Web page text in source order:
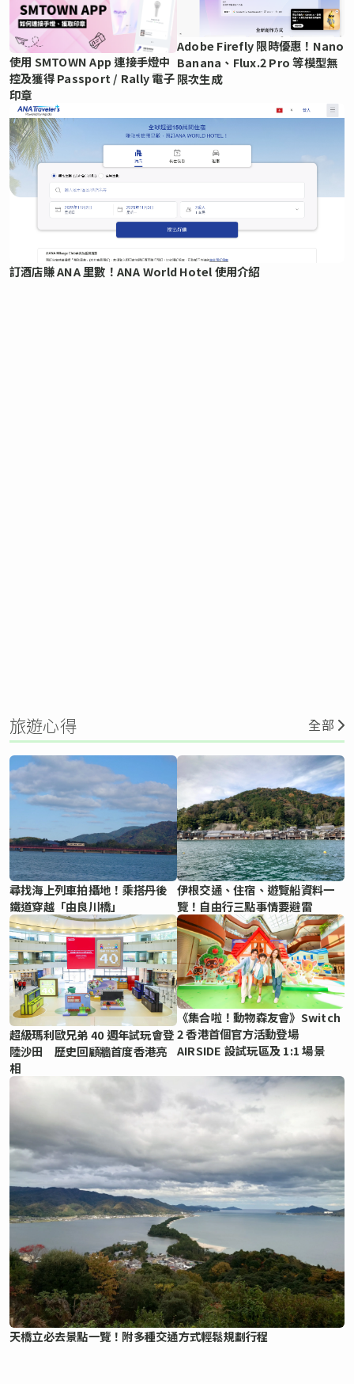
使用 SMTOWN App 連接手燈中
控及獲得 Passport / Rally 電子
印章
Adobe Firefly 限時優惠！Nano
Banana、Flux.2 Pro 等模型無
限次生成
訂酒店賺 ANA 里數！ANA World Hotel 使用介紹
旅遊心得 全部
尋找海上列車拍攝地！乘搭丹後
鐵道穿越「由良川橋」
伊根交通、住宿、遊覽船資料一
覽！自由行三點事情要避雷
超級瑪利歐兄弟 40 週年試玩會登
陸沙田 歷史回顧牆首度香港亮
相
《集合啦！動物森友會》Switch
2 香港首個官方活動登場
AIRSIDE 設試玩區及 1:1 場景
天橋立必去景點一覽！附多種交通方式輕鬆規劃行程